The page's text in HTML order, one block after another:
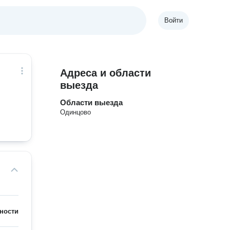
Войти
Адреса и области
выезда
Области выезда
Одинцово